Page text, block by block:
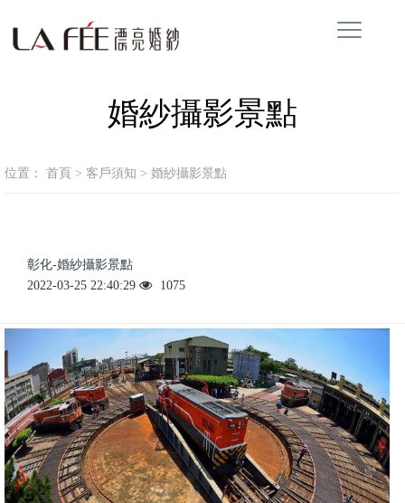
婚紗攝影景點
位置： 首頁 > 客戶須知 > 婚紗攝影景點
彰化-婚紗攝影景點
2022-03-25 22:40:29 1075